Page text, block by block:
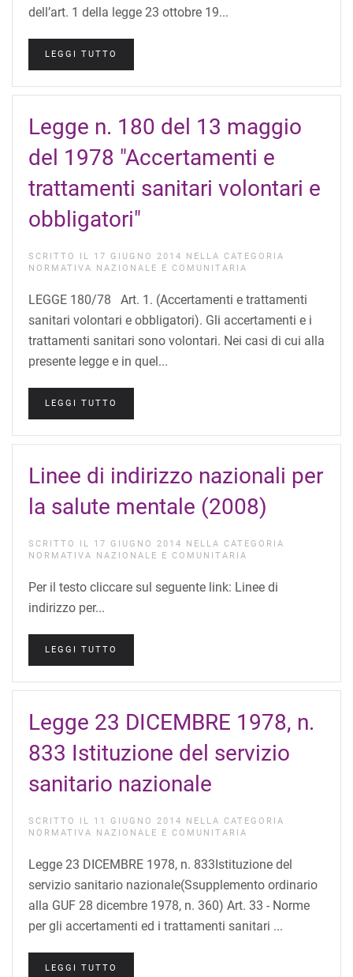
dell’art. 1 della legge 23 ottobre 19...
LEGGI TUTTO
Legge n. 180 del 13 maggio
del 1978 "Accertamenti e
trattamenti sanitari volontari e
obbligatori"
SCRITTO IL 17 GIUGNO 2014
NELLA CATEGORIA
NORMATIVA NAZIONALE E COMUNITARIA
LEGGE 180/78 Art. 1. (Accertamenti e trattamenti
sanitari volontari e obbligatori). Gli accertamenti e i
trattamenti sanitari sono volontari. Nei casi di cui alla
presente legge e in quel...
LEGGI TUTTO
Linee di indirizzo nazionali per
la salute mentale (2008)
SCRITTO IL 17 GIUGNO 2014
NELLA CATEGORIA
NORMATIVA NAZIONALE E COMUNITARIA
Per il testo cliccare sul seguente link: Linee di
indirizzo per...
LEGGI TUTTO
Legge 23 DICEMBRE 1978, n.
833 Istituzione del servizio
sanitario nazionale
SCRITTO IL 11 GIUGNO 2014
NELLA CATEGORIA
NORMATIVA NAZIONALE E COMUNITARIA
Legge 23 DICEMBRE 1978, n. 833Istituzione del
servizio sanitario nazionale(Ssupplemento ordinario
alla GUF 28 dicembre 1978, n. 360) Art. 33 - Norme
per gli accertamenti ed i trattamenti sanitari ...
LEGGI TUTTO